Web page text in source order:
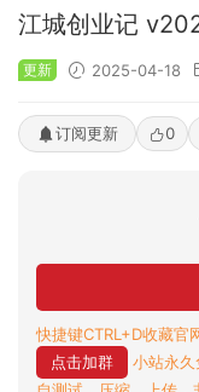
江城创业记
更新 2025-04-18
订阅更新 0
快捷键CTRL+D收藏官
点击加群
小站永